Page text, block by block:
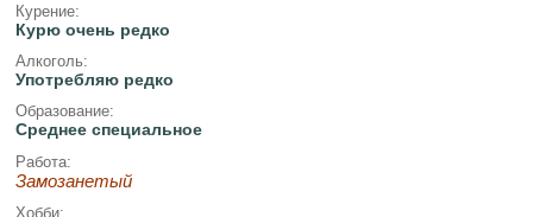
Курение:
Курю очень редко
Алкоголь:
Употребляю редко
Образование:
Среднее специальное
Работа:
Замозанетый
Хобби: